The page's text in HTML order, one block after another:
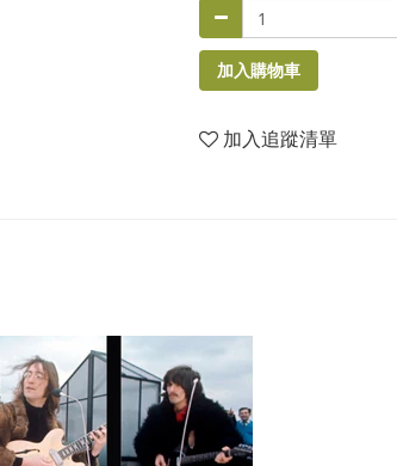
加入購物車
加入追蹤清單